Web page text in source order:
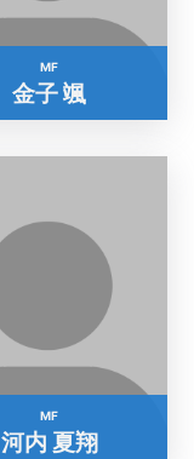
MF
金子 颯
MF
河内 夏翔